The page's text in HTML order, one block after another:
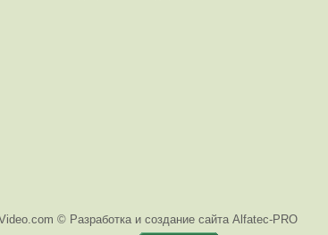
© Разработка и создание сайта Alfatec-PRO